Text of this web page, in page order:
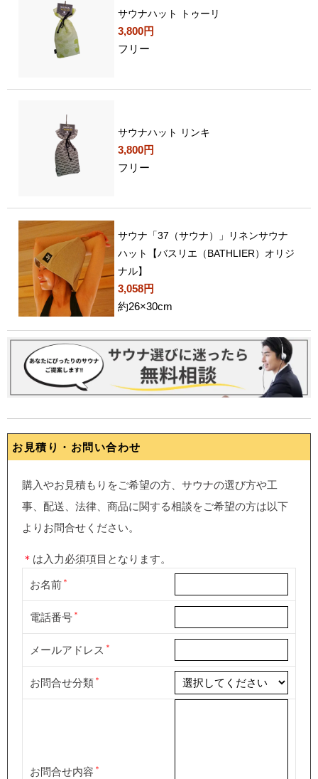
サウナハット トゥーリ
3,800円
フリー
サウナハット リンキ
3,800円
フリー
サウナ「37（サウナ）」リネンサウナ
ハット【バスリエ（BATHLIER）オリジ
ナル】
3,058円
約26×30cm
お見積り・お問い合わせ
購入やお見積もりをご希望の方、サウナの選び方や工
事、配送、法律、商品に関する相談をご希望の方は以下
よりお問合せください。
＊ は入力必須項目となります。
お名前
電話番号
メールアドレス
お問合せ分類
お問合せ内容